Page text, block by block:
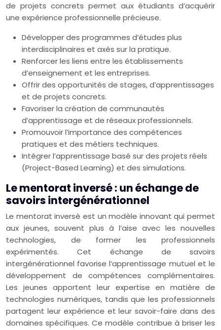
de projets concrets permet aux étudiants d’acquérir
une expérience professionnelle précieuse.
Développer des programmes d’études plus
interdisciplinaires et axés sur la pratique.
Renforcer les liens entre les établissements
d’enseignement et les entreprises.
Offrir des opportunités de stages, d’apprentissages
et de projets concrets.
Favoriser la création de communautés
d’apprentissage et de réseaux professionnels.
Promouvoir l’importance des compétences
pratiques et des métiers techniques.
Intégrer l’apprentissage basé sur des projets réels
(Project-Based Learning) et des simulations.
Le mentorat inversé : un échange de
savoirs intergénérationnel
Le mentorat inversé est un modèle innovant qui permet
aux jeunes, souvent plus à l’aise avec les nouvelles
technologies, de former les professionnels
expérimentés. Cet échange de savoirs
intergénérationnel favorise l’apprentissage mutuel et le
développement de compétences complémentaires.
Les jeunes apportent leur expertise en matière de
technologies numériques, tandis que les professionnels
partagent leur expérience et leur savoir-faire dans des
domaines spécifiques. Ce modèle contribue à briser les